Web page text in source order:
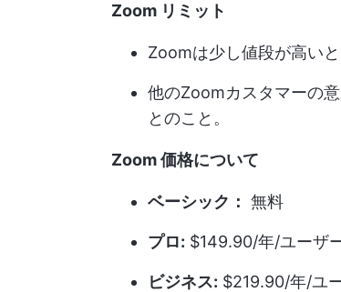
Zoom リミット
Zoomは少し値段が高いと
他のZoomカスタマーの
とのこと。
Zoom価格について
ベーシック： 無料
プロ: $149.90/年/ユーザ
ビジネス: $219.90/年/ユ